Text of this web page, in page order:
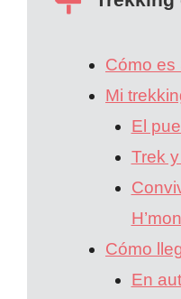
Cómo es
Mi
El
Trek
Cómo
En